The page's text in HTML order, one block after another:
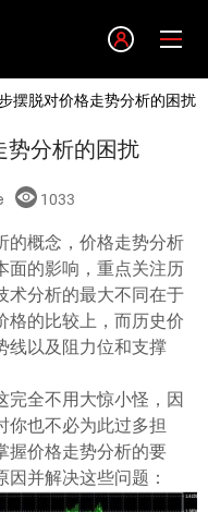
摆脱对价格走势分析的困扰
势分析的困扰
1033
的概念，价格走势分析
面的影响，重点关注历
术分析的最大不同在于
格的比较上，而历史价
线以及阻力位和支撑
完全不用大惊小怪，因
你也不必为此过多担
握价格走势分析的要
并解决这些问题：